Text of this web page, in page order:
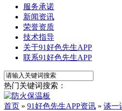
服务承诺
新闻资讯
荣誉资质
技术指导
关于91好色先生APP
联系91好色先生APP
热门关键词搜索：
首页 » 91好色先生APP资讯 » 谈一